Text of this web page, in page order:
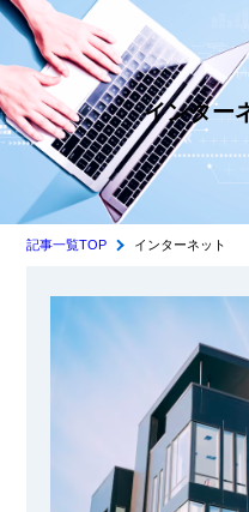
インター
記事一覧TOP インターネット